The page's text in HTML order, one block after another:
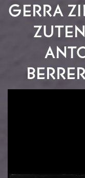
GERRA